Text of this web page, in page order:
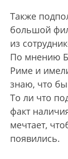
Также
большой
из
По мнению
Риме и
знаю, что
То ли что
факт
мечтает,
появились.